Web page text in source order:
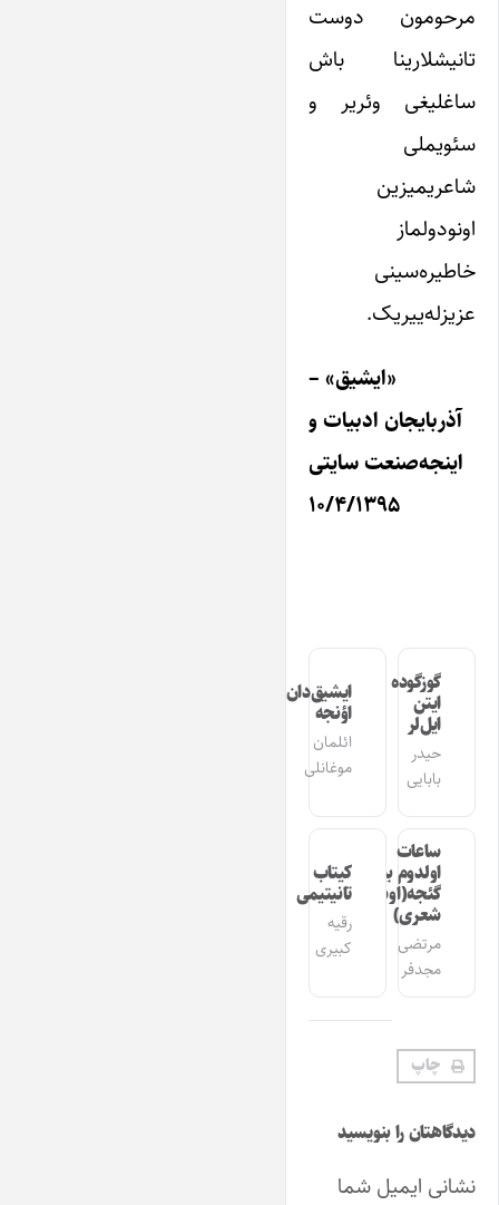
مرحومون دوست
تانیشلارینا باش
ساغلیغی وئریر و
سئویملی
شاعریمیزین
اونودولماز
خاطیره‌سینی
عزیزله‌ییریک.
«ایشیق» –
آذربایجان ادبیات و
اینجه‌صنعت سایتی
۱۰/۴/۱۳۹۵
گوزگوده
ایتن
ایل‌لر
حیدر
بابایی
ایشیق‌دان
اؤنجه
ائلمان
موغانلی
ساعات
اولدوم بیر
گئجه(اوشاق
شعری)
مرتضی
مجدفر
کیتاب
تانیتیمی
رقیه
کبیری
چاپ
دیدگاهتان را بنویسید
نشانی ایمیل شما